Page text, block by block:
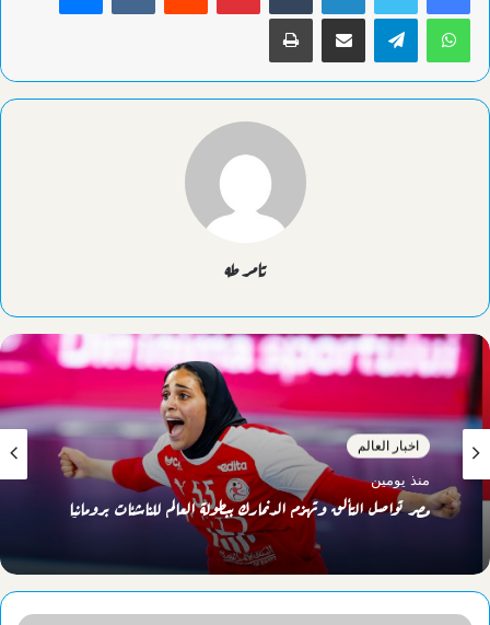
واتساب تيلقرام مشاركة عبر البريد طباعة
تامر طه
اخبار العالم
منذ يومين
مصر تواصل التألق وتهزم الدنمارك ببطولة العالم للناشئات برومانيا